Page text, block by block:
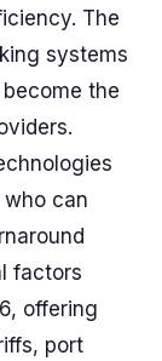
The
systems
the
can
factors
offering
port